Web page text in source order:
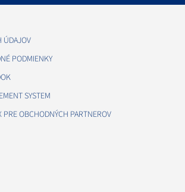
ÚDAJOV
PODMIENKY
SYSTEM
OBCHODNÝCH PARTNEROV